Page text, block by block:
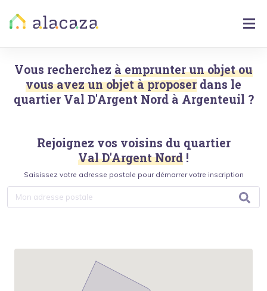
Vous recherchez à emprunter un objet ou
vous avez un objet à proposer dans le
quartier Val D'Argent Nord à Argenteuil ?
Rejoignez vos voisins du quartier
Val D'Argent Nord !
Saisissez votre adresse postale pour démarrer votre inscription